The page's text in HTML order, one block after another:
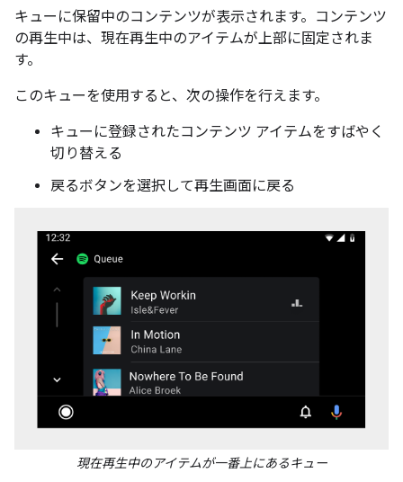
キューに保留中のコンテンツが表示されます。コンテンツ
の再生中は、現在再生中のアイテムが上部に固定されま
す。
このキューを使用すると、次の操作を行えます。
キューに登録されたコンテンツ アイテムをすばやく
切り替える
戻るボタンを選択して再生画面に戻る
現在再生中のアイテムが一番上にあるキュー